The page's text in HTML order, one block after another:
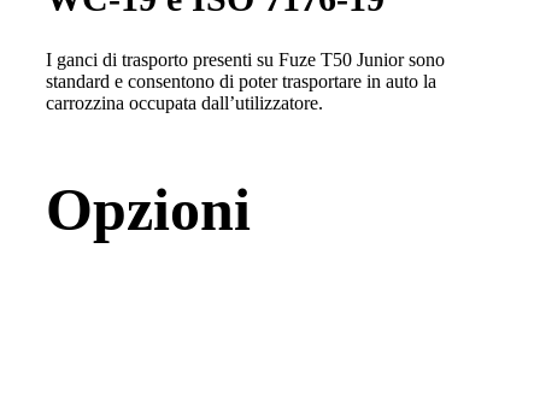
I ganci di trasporto presenti su Fuze T50 Junior sono
standard e consentono di poter trasportare in auto la
carrozzina occupata dall’utilizzatore.
Opzioni